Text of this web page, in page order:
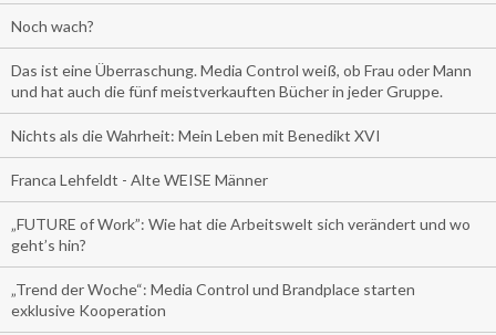
Noch wach?
Das ist eine Überraschung. Media Control weiß, ob Frau oder Mann
und hat auch die fünf meistverkauften Bücher in jeder Gruppe.
Nichts als die Wahrheit: Mein Leben mit Benedikt XVI
Franca Lehfeldt - Alte WEISE Männer
„FUTURE of Work”: Wie hat die Arbeitswelt sich verändert und wo
geht’s hin?
„Trend der Woche“: Media Control und Brandplace starten
exklusive Kooperation